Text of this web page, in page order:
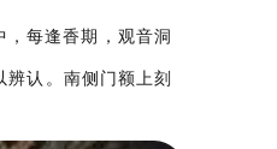
每逢香期，观音洞
辨认。南侧门额上刻